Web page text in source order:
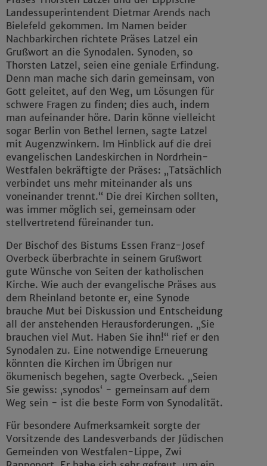
Landessuperintendent Dietmar Arends nach
Bielefeld gekommen. Im Namen beider
Nachbarkirchen richtete Präses Latzel ein
Grußwort an die Synodalen. Synoden, so
Thorsten Latzel, seien eine geniale Erfindung.
Denn man mache sich darin gemeinsam, von
Gott geleitet, auf den Weg, um Lösungen für
schwere Fragen zu finden; dies auch, indem
man aufeinander höre. Darin könne vielleicht
sogar Berlin von Bethel lernen, sagte Latzel
mit Augenzwinkern. Im Hinblick auf die drei
evangelischen Landeskirchen in Nordrhein-
Westfalen bekräftigte der Präses: „Tatsächlich
verbindet uns mehr miteinander als uns
voneinander trennt.“ Die drei Kirchen sollten,
was immer möglich sei, gemeinsam oder
stellvertretend füreinander tun.
Der Bischof des Bistums Essen Franz-Josef
Overbeck überbrachte in seinem Grußwort
gute Wünsche von Seiten der katholischen
Kirche. Wie auch der evangelische Präses aus
dem Rheinland betonte er, eine Synode
brauche Mut bei Diskussion und Entscheidung
all der anstehenden Herausforderungen. „Sie
brauchen viel Mut. Haben Sie ihn!“ rief er den
Synodalen zu. Eine notwendige Erneuerung
könnten die Kirchen im Übrigen nur
ökumenisch begehen, sagte Overbeck. „Seien
Sie gewiss: ‚synodos‘ - gemeinsam auf dem
Weg sein - ist die beste Form von Synodalität.
Für besondere Aufmerksamkeit sorgte der
Vorsitzende des Landesverbands der Jüdischen
Gemeinden von Westfalen-Lippe, Zwi